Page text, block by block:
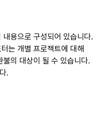
용으로 구성되어 있습니다.
는 개별 프로젝트에 대해
의 대상이 될 수 있습니다.
.